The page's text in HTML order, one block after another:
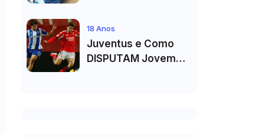
Internet
18 Anos
Juventus e Como
DISPUTAM Jovem